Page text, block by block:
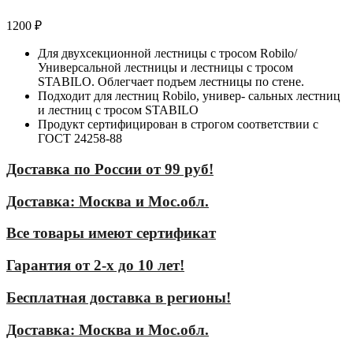
1200 ₽
Для двухсекционной лестницы с тросом Robilo/
Универсальной лестницы и лестницы с тросом
STABILO. Облегчает подъем лестницы по стене.
Подходит для лестниц Robilo, универ- сальных лестниц
и лестниц с тросом STABILO
Продукт сертифицирован в строгом соответствии с
ГОСТ 24258-88
Доставка по России от 99 руб!
Доставка: Москва и Мос.обл.
Все товары имеют сертификат
Гарантия от 2-х до 10 лет!
Бесплатная доставка в регионы!
Доставка: Москва и Мос.обл.